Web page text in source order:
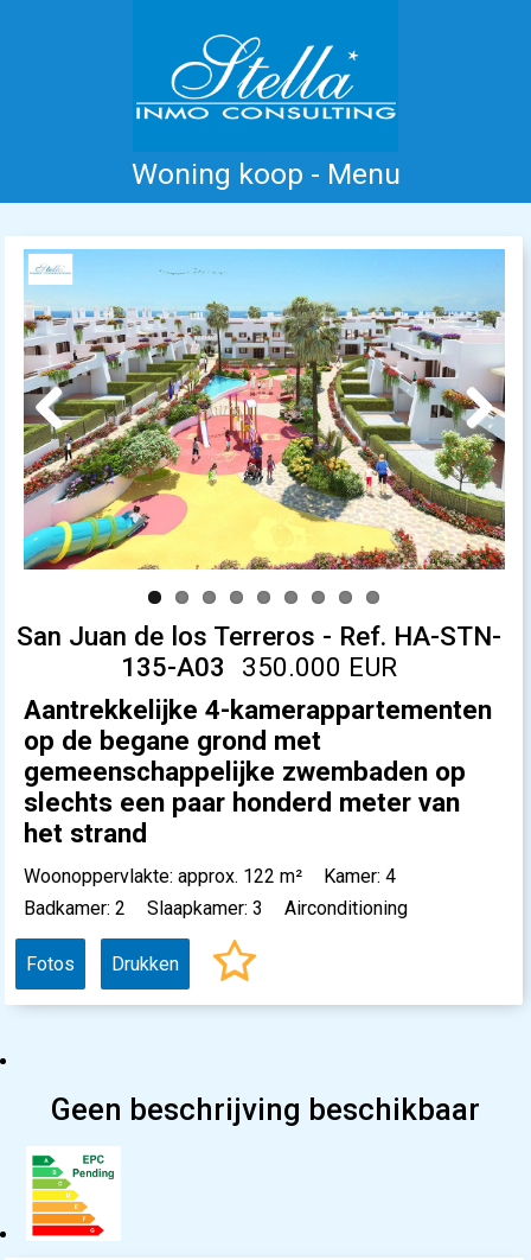
Woning koop - Menu
Home Costa Blanca Koop Huur
Nieuwbouw Informatie Referenties
Contact
Previous Next
San Juan de los Terreros - Ref. HA-STN-
135-A03
350.000 EUR
Aantrekkelijke 4-kamerappartementen
op de begane grond met
gemeenschappelijke zwembaden op
slechts een paar honderd meter van
het strand
Woonoppervlakte: approx. 122 m²
Kamer: 4
Badkamer: 2
Slaapkamer: 3 Airconditioning
Fotos Drukken
Geen beschrijving beschikbaar